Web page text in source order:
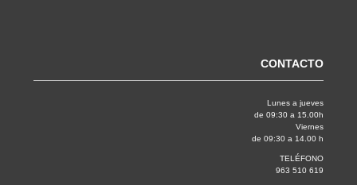
CONTACTO
Lunes a jueves
de 09:30 a 15.00h
Viernes
de 09:30 a 14.00 h
TELÉFONO
963 510 619